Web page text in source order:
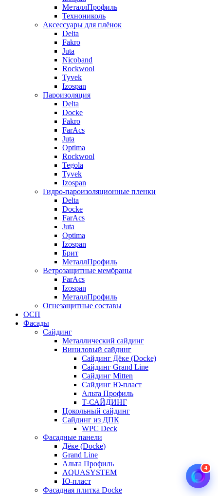
МеталлПрофиль
Технониколь
Аксессуары для плёнок
Delta
Fakro
Juta
Nicoband
Rockwool
Tyvek
Izospan
Пароизоляция
Delta
Docke
Fakro
FarAcs
Juta
Optima
Rockwool
Tegola
Tyvek
Izospan
Гидро-пароизоляционные пленки
Delta
Docke
FarAcs
Juta
Optima
Izospan
Брит
МеталлПрофиль
Ветрозащитные мембраны
FarAcs
Izospan
МеталлПрофиль
Огнезащитные составы
ОСП
Фасады
Сайдинг
Металлический сайдинг
Виниловый сайдинг
Сайдинг Дёке (Docke)
Сайдинг Grand Line
Сайдинг Mitten
Сайдинг Ю-пласт
Альта Профиль
Т-САЙДИНГ
Цокольный сайдинг
Сайдинг из ДПК
WPC Deck
Фасадные панели
Дёке (Docke)
Grand Line
Альта Профиль
AQUASYSTEM
Ю-пласт
Фасадная плитка Docke
4